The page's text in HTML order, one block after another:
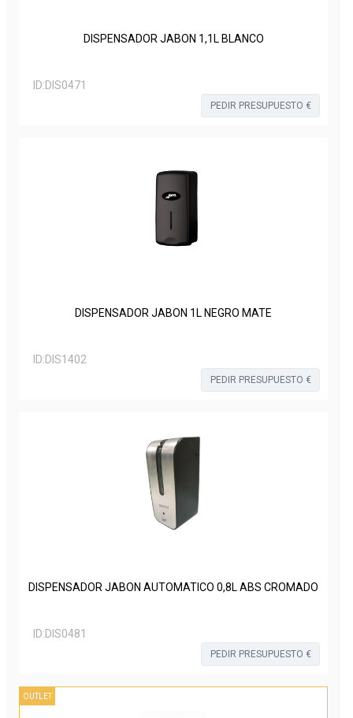
DISPENSADOR JABON 1,1L BLANCO
ID:DIS0471
PEDIR PRESUPUESTO €
DISPENSADOR JABON 1L NEGRO MATE
ID:DIS1402
PEDIR PRESUPUESTO €
DISPENSADOR JABON AUTOMATICO 0,8L ABS CROMADO
ID:DIS0481
PEDIR PRESUPUESTO €
OUTLET